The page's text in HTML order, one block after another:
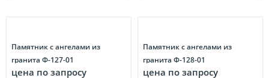
Памятник с ангелами из
гранита Ф-127-01
цена по запросу
Памятник с ангелами из
гранита Ф-128-01
цена по запросу